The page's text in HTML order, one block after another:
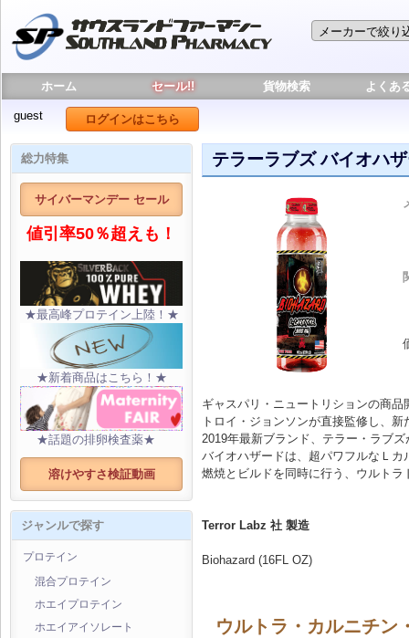
ホーム セール!! 貨物検索 よくあ
guest ログインはこちら
総力特集
サイバーマンデー セール
値引率50％超えも！
★最高峰プロテイン上陸！★
★新着商品はこちら！★
★話題の排卵検査薬★
溶けやすさ検証動画
ジャンルで探す
プロテイン
混合プロテイン
ホエイプロテイン
ホエイアイソレート
テラーラブズ バイオハ
ギャスパリ・ニュートリションの商品
トロイ・ジョンソンが直接監修し、新
2019年最新ブランド、テラー・ラブ
バイオハザードは、超パワフルなＬカ
燃焼とビルドを同時に行う、ウルトラ
Terror Labz 社 製造
Biohazard (16FL OZ)
ウルトラ・カルニチン